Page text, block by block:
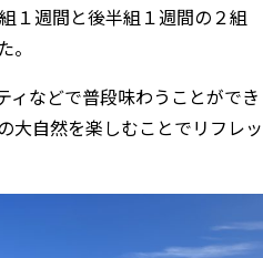
１週間と後半組１週間の２組
。
ィなどで普段味わうことができ
大自然を楽しむことでリフレッ